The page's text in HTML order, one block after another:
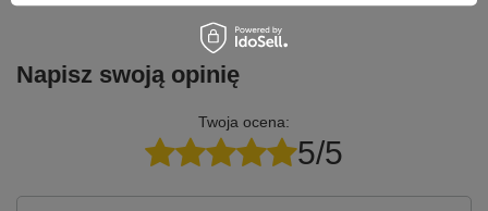
Napisz swoją opinię
Twoja ocena:
5/5